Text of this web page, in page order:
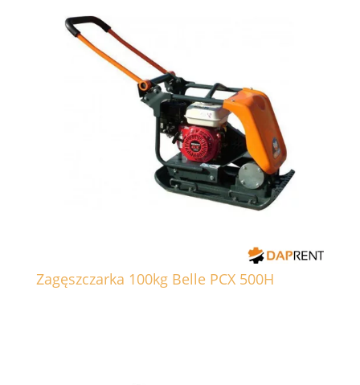
Zagęszczarka 100kg Belle PCX 500H